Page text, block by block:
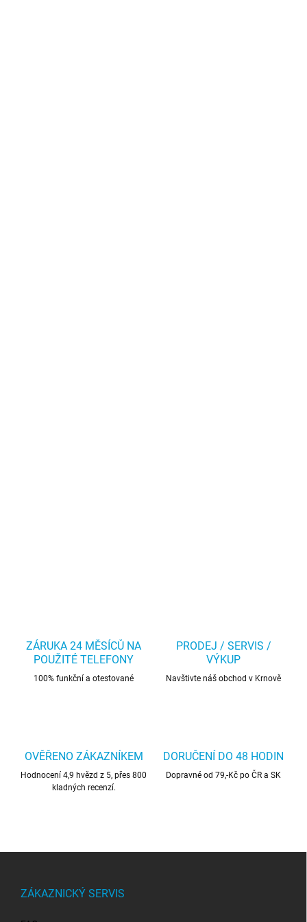
ZÁRUKA 24 MĚSÍCŮ NA
POUŽITÉ TELEFONY
100% funkční a otestované
PRODEJ / SERVIS /
VÝKUP
Navštivte náš obchod v Krnově
OVĚŘENO ZÁKAZNÍKEM
Hodnocení 4,9 hvězd z 5, přes 800
kladných recenzí.
DORUČENÍ DO 48 HODIN
Dopravné od 79,-Kč po ČR a SK
ZÁKAZNICKÝ SERVIS